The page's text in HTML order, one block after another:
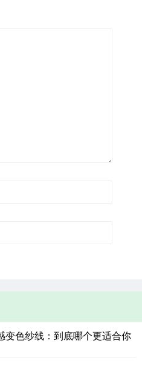
变色纱线：到底哪个更适合你